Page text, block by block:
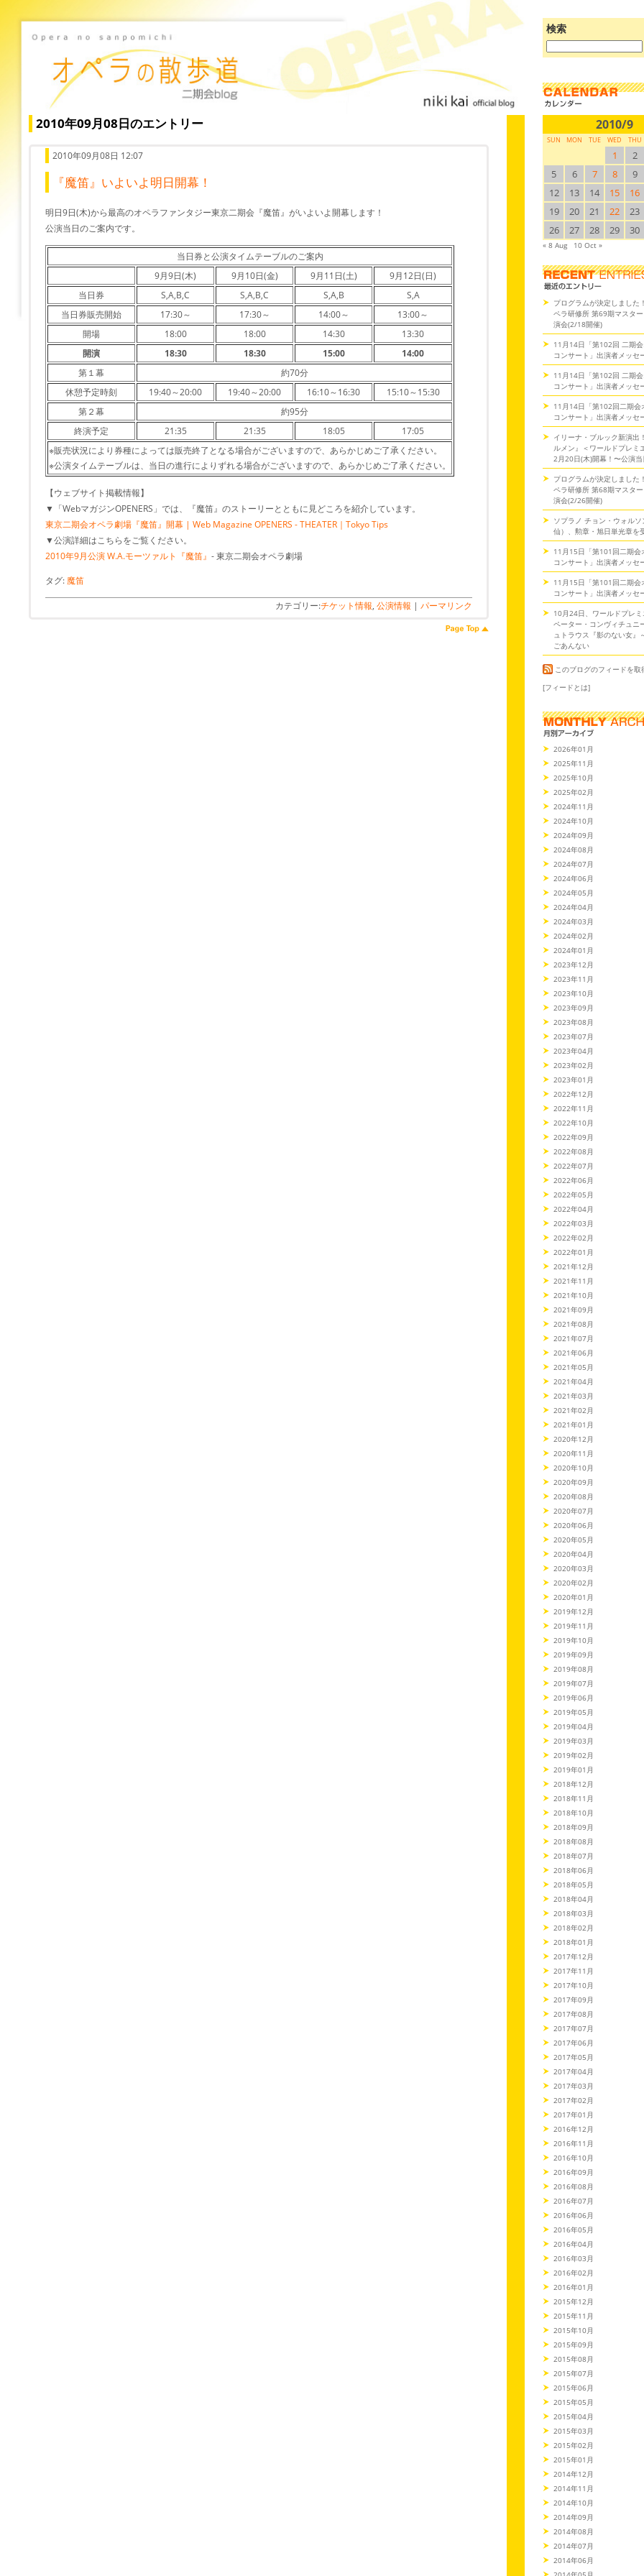
検索
ブ
ロ
検
索:
2010年09月08日のエントリー
2010年09月08日 12:07
『魔笛』いよいよ明日開幕！
明日9日(木)から最高のオペラファンタジー東京二期会『魔笛』がいよいよ開幕します！
公演当日のご案内です。
当日券と公演タイムテーブルのご案内
9月9日(木)
9月10日(金) 9月11日(土)
9月12日(日)
当日券
S,A,B,C S,A,B,C S,A,B
S,A
当日券販売開始
17:30～ 17:30～ 14:00～
13:00～
開場
18:00 18:00 14:30
13:30
開演
18:30 18:30 15:00
14:00
第１幕
約70分
休憩予定時刻
19:40～20:00 19:40～20:00 16:10～16:30
15:10～15:30
第２幕
約95分
終演予定
21:35 21:35 18:05
17:05
※販売状況により券種によっては販売終了となる場合がございますので、あらかじめご了承ください。
※公演タイムテーブルは、当日の進行によりずれる場合がございますので、あらかじめご了承ください。
【ウェブサイト掲載情報】
▼「WebマガジンOPENERS」では、『魔笛』のストーリーとともに見どころを紹介しています。
東京二期会オペラ劇場『魔笛』開幕 | Web Magazine OPENERS - THEATER｜Tokyo Tips
▼公演詳細はこちらをご覧ください。
2010年9月公演 W.A.モーツァルト『魔笛』 - 東京二期会オペラ劇場
タグ:魔笛
カテゴリー:チケット情報, 公演情報 | パーマリンク
2010/9
SUN MON TUE WED THU
1
2
5
6 7 8
9
12
13 14 15
16
19
20 21 22
23
26
27 28 29 30
« 8 Aug 10 Oct »
プログラムが決定しました
ペラ研修所 第69期マスタ
演会(2/18開催)
11月14日「第102回 二期
コンサート」出演者メッセ
11月14日「第102回 二期
コンサート」出演者メッセ
11月14日「第102回二期会
コンサート」出演者メッセ
イリーナ・ブルック新演出
ルメン』＜ワールドプレミ
2月20日(木)開幕！〜公演
プログラムが決定しました
ペラ研修所 第68期マスタ
演会(2/26開催)
ソプラノ チョン・ウォルソ
仙）、勲章・旭日単光章を
11月15日「第101回二期会
コンサート」出演者メッセ
11月15日「第101回二期会
コンサート」出演者メッセ
10月24日、ワールドプレ
ペーター・コンヴィチュニ
ュトラウス『影のない女』
ごあんない
このブログのフィードを取
[フィードとは]
2026年01月
2025年11月
2025年10月
2025年02月
2024年11月
2024年10月
2024年09月
2024年08月
2024年07月
2024年06月
2024年05月
2024年04月
2024年03月
2024年02月
2024年01月
2023年12月
2023年11月
2023年10月
2023年09月
2023年08月
2023年07月
2023年04月
2023年02月
2023年01月
2022年12月
2022年11月
2022年10月
2022年09月
2022年08月
2022年07月
2022年06月
2022年05月
2022年04月
2022年03月
2022年02月
2022年01月
2021年12月
2021年11月
2021年10月
2021年09月
2021年08月
2021年07月
2021年06月
2021年05月
2021年04月
2021年03月
2021年02月
2021年01月
2020年12月
2020年11月
2020年10月
2020年09月
2020年08月
2020年07月
2020年06月
2020年05月
2020年04月
2020年03月
2020年02月
2020年01月
2019年12月
2019年11月
2019年10月
2019年09月
2019年08月
2019年07月
2019年06月
2019年05月
2019年04月
2019年03月
2019年02月
2019年01月
2018年12月
2018年11月
2018年10月
2018年09月
2018年08月
2018年07月
2018年06月
2018年05月
2018年04月
2018年03月
2018年02月
2018年01月
2017年12月
2017年11月
2017年10月
2017年09月
2017年08月
2017年07月
2017年06月
2017年05月
2017年04月
2017年03月
2017年02月
2017年01月
2016年12月
2016年11月
2016年10月
2016年09月
2016年08月
2016年07月
2016年06月
2016年05月
2016年04月
2016年03月
2016年02月
2016年01月
2015年12月
2015年11月
2015年10月
2015年09月
2015年08月
2015年07月
2015年06月
2015年05月
2015年04月
2015年03月
2015年02月
2015年01月
2014年12月
2014年11月
2014年10月
2014年09月
2014年08月
2014年07月
2014年06月